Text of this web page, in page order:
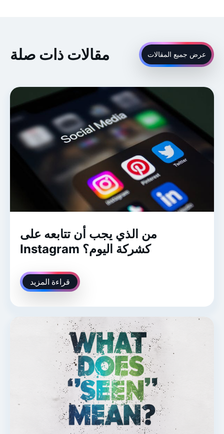
مقالات ذات صلة عرض جميع المقالات
من الذي يجب أن تتابعه على
Instagram كشركة اليوم؟
قراءة المزيد